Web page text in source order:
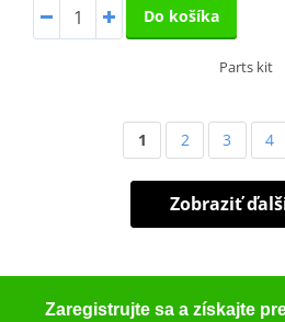
Do košíka
Parts kit
1 2 3 4
Zobraziť
Zaregistrujte sa a získajte